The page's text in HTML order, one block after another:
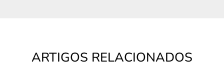
ARTIGOS RELACIONADOS